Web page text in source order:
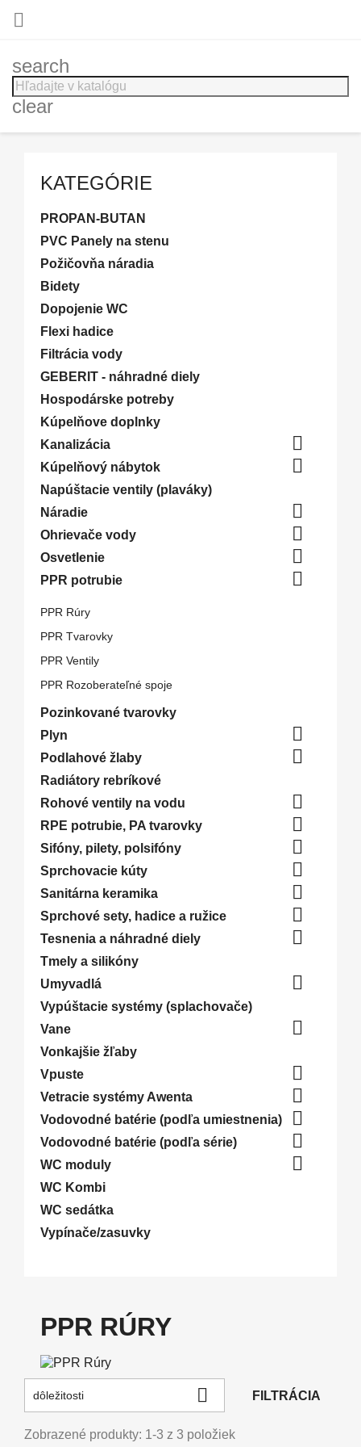

search
clear
KATEGÓRIE
PROPAN-BUTAN
PVC Panely na stenu
Požičovňa náradia
Bidety
Dopojenie WC
Flexi hadice
Filtrácia vody
GEBERIT - náhradné diely
Hospodárske potreby
Kúpelňove doplnky
Kanalizácia

Kúpelňový nábytok 
Napúštacie ventily (plaváky)
Náradie

Ohrievače vody 
Osvetlenie 
PPR potrubie 
PPR Rúry
PPR Tvarovky
PPR Ventily
PPR Rozoberateľné spoje
Pozinkované tvarovky
Plyn

Podlahové žlaby 
Radiátory rebríkové
Rohové ventily na vodu

RPE potrubie, PA tvarovky 
Sifóny, pilety, polsifóny 
Sprchovacie kúty 
Sanitárna keramika 
Sprchové sety, hadice a ružice 
Tesnenia a náhradné diely 
Tmely a silikóny
Umyvadlá

Vypúštacie systémy (splachovače)
Vane

Vonkajšie žľaby
Vpuste

Vetracie systémy Awenta 
Vodovodné batérie (podľa umiestnenia) 
Vodovodné batérie (podľa série) 
WC moduly 
WC Kombi
WC sedátka
Vypínače/zasuvky
PPR RÚRY
dôležitosti  FILTRÁCIA
Zobrazené produkty: 1-3 z 3 položiek